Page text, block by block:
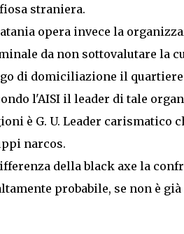
straniera.
opera invece la
da non sottovalutare la
di domiciliazione il
l'AISI il leader di tale
è G. U. Leader carismatico
narcos.
della black axe la
probabile, se non è